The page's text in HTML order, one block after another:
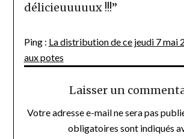
délicieuuuuux !!!”
Ping : La distribution de ce jeudi 7 mai
aux potes
Laisser un
Votre adresse e-mail ne sera pas
obligatoires sont indiqués